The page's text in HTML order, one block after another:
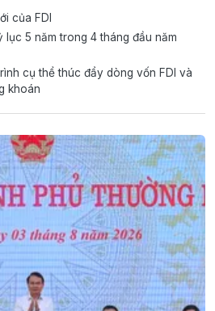
của FDI
lục 5 năm trong 4 tháng đầu năm
cụ thể thúc đẩy dòng vốn FDI và
khoán